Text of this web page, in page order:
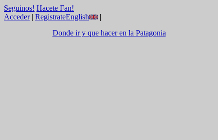
Seguinos! Hacete Fan!
Acceder| RegistrateEnglish
|
Donde ir y que hacer en la Patagonia